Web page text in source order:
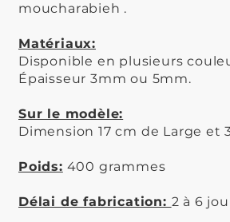
moucharabieh .
Matériaux:
Disponible en plusieurs
Épaisseur 3mm ou 5mm.
Sur le modèle:
Dimension 17 cm de Large et
Poids: 400 grammes
Délai de fabrication: 2 à 6